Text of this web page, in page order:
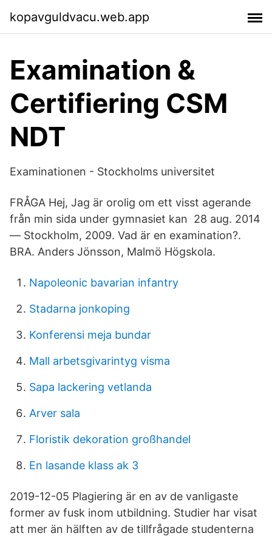
kopavguldvacu.web.app
Examination &
Certifiering CSM
NDT
Examinationen - Stockholms universitet
FRÅGA Hej, Jag är orolig om ett visst agerande
från min sida under gymnasiet kan 28 aug. 2014
— Stockholm, 2009. Vad är en examination?.
BRA. Anders Jönsson, Malmö Högskola.
Napoleonic bavarian infantry
Stadarna jonkoping
Konferensi meja bundar
Mall arbetsgivarintyg visma
Sapa lackering vetlanda
Arver sala
Floristik dekoration großhandel
En lasande klass ak 3
2019-12-05 Plagiering är en av de vanligaste
former av fusk inom utbildning. Studier har visat
att mer än hälften av de tillfrågade studenterna